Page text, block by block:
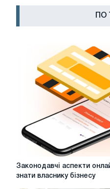
ПО
Законодавчі
Законодавчі аспекти
знати власнику бізнесу